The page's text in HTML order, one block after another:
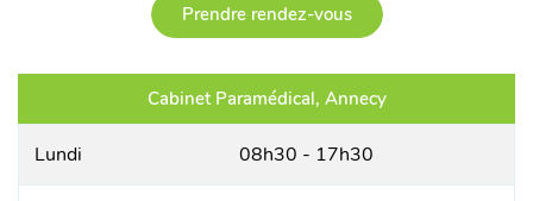
Prendre rendez-vous
Cabinet Paramédical, Annecy
Lundi 08h30 - 17h30